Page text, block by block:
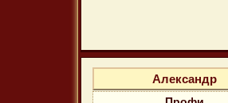
Александр